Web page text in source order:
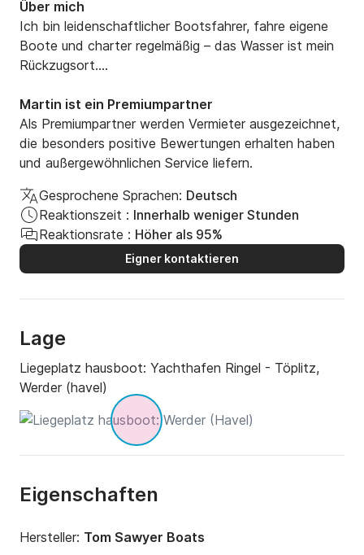
- 2 Paddel
- 4 Rettungswesten
- Rettungsring
- Feuerlöscher
- Besen
- Handfeger + Schippe
- Abzieher
- Schleppleine
- Leinen zum Anlegen
- Sonnenschirm
Mitzubringen
- Handtücher
- Hygieneartikel
- Waschzeug
- haltbare Lebensmittel / Getränke
Über mich
Ich bin leidenschaftlicher Bootsfahrer, fahre eigene
Boote und charter regelmäßig – das Wasser ist mein
Rückzugsort.
Sorgfalt und einen achtsamen Umgang an Bord.
So macht Bootfahren Freude – genau so stelle ich mir
das vor.
Martin ist ein Premiumpartner
Als Premiumpartner werden Vermieter ausgezeichnet,
die besonders positive Bewertungen erhalten haben
und außergewöhnlichen Service liefern.
Gesprochene Sprachen: Deutsch
Reaktionszeit : Innerhalb weniger Stunden
Reaktionsrate : Höher als 95%
Eigner kontaktieren
Lage
Liegeplatz hausboot: Yachthafen Ringel - Töplitz,
Werder (havel)
Eigenschaften
Hersteller: Tom Sawyer Boats